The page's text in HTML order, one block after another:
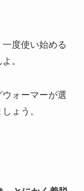
度使い始める
。
ォーマーが選
ょう。